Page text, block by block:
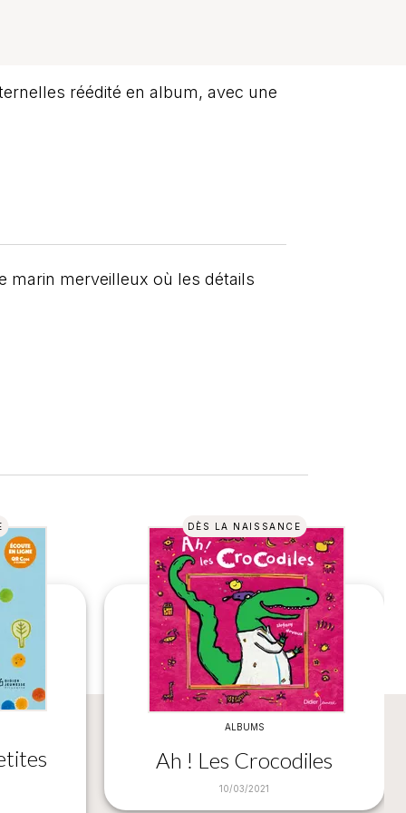
réédité en album, avec une
marin merveilleux où les détails
DÈS LA NAISSANCE
ALBUMS
Ah ! Les Crocodiles
10/03/2021